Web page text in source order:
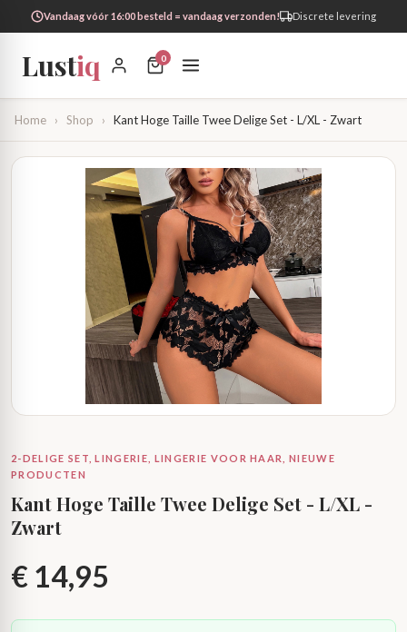
Vandaag vóór 16:00 besteld = vandaag verzonden! Discrete levering
Lustiq 0
Home › Shop › Kant Hoge Taille Twee Delige Set - L/XL - Zwart
2-DELIGE SET, LINGERIE, LINGERIE VOOR HAAR, NIEUWE
PRODUCTEN
Kant Hoge Taille Twee Delige Set - L/XL -
Zwart
€ 14,95